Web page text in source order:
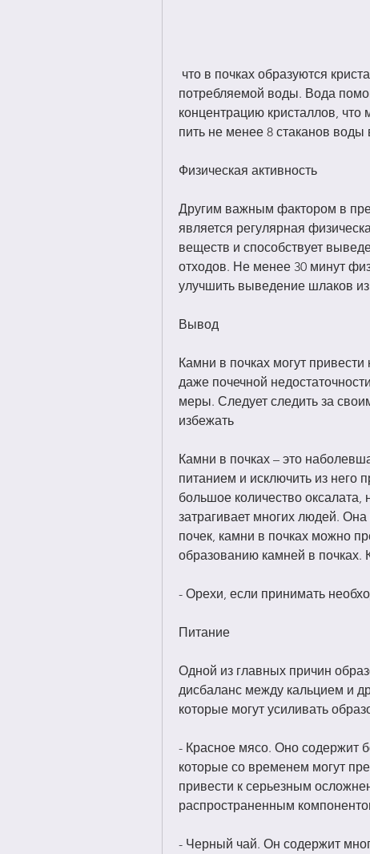
потребляемой воды. Вода
концентрацию кристаллов,
пить не менее 8 стаканов воды
Физическая активность
Другим важным фактором в
является регулярная
веществ и способствует
отходов. Не менее 30 минут
улучшить выведение шлаков
Вывод
Камни в почках могут
даже почечной
меры. Следует следить за
избежать
Камни в почках – это
питанием и исключить из него
большое количество оксалата,
затрагивает многих людей. Она
почек, камни в почках можно
образованию камней в почках.
- Орехи, если принимать
Питание
Одной из главных причин
дисбаланс между кальцием и
которые могут усиливать
- Красное мясо. Оно содержит
которые со временем могут
привести к серьезным
распространенным
- Черный чай. Он содержит